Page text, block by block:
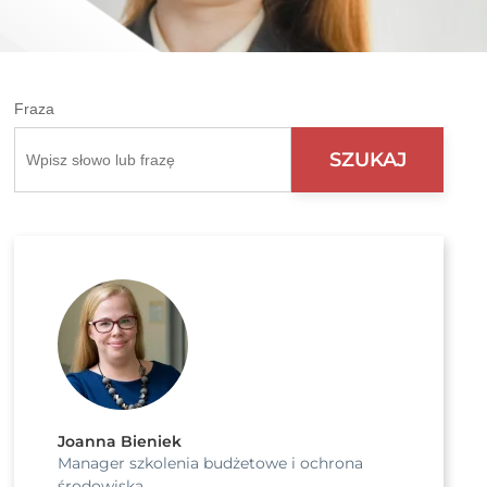
Fraza
Joanna Bieniek
Manager szkolenia budżetowe i ochrona